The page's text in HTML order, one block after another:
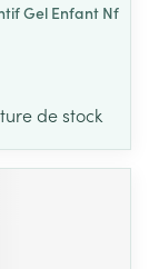
Gel Enfant Nf
de stock